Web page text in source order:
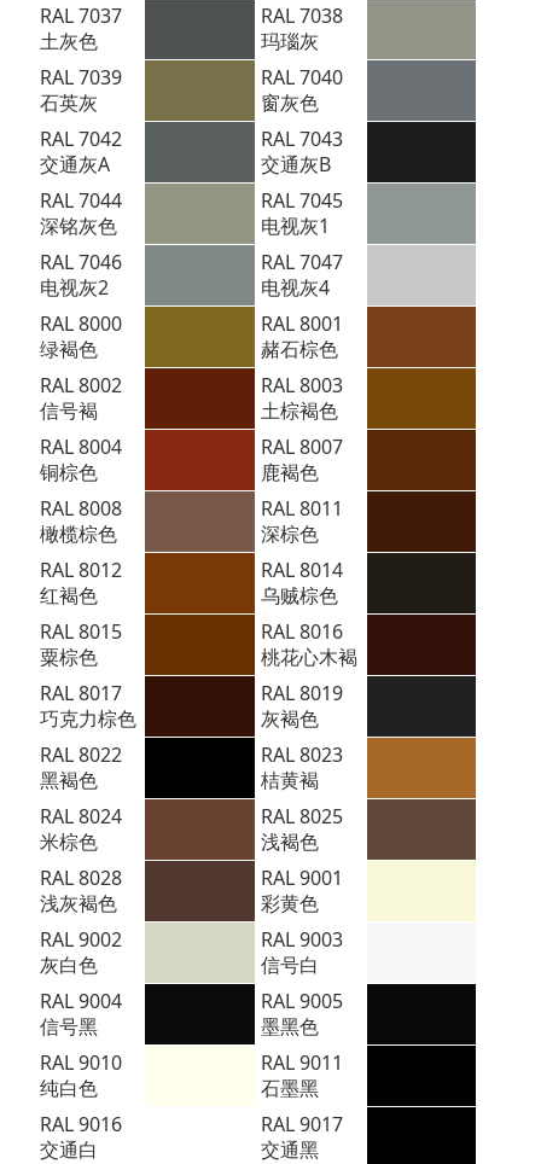
RAL 7037
土灰色
RAL 7038
玛瑙灰
RAL 7039
石英灰
RAL 7040
窗灰色
RAL 7042
交通灰A
RAL 7043
交通灰B
RAL 7044
深铭灰色
RAL 7045
电视灰1
RAL 7046
电视灰2
RAL 7047
电视灰4
RAL 8000
绿褐色
RAL 8001
赭石棕色
RAL 8002
信号褐
RAL 8003
土棕褐色
RAL 8004
铜棕色
RAL 8007
鹿褐色
RAL 8008
橄榄棕色
RAL 8011
深棕色
RAL 8012
红褐色
RAL 8014
乌贼棕色
RAL 8015
粟棕色
RAL 8016
桃花心木褐
RAL 8017
巧克力棕色
RAL 8019
灰褐色
RAL 8022
黑褐色
RAL 8023
桔黄褐
RAL 8024
米棕色
RAL 8025
浅褐色
RAL 8028
浅灰褐色
RAL 9001
彩黄色
RAL 9002
灰白色
RAL 9003
信号白
RAL 9004
信号黑
RAL 9005
墨黑色
RAL 9010
纯白色
RAL 9011
石墨黑
RAL 9016
交通白
RAL 9017
交通黑